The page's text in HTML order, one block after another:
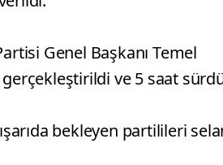
Genel Başkanı Temel
ve 5 saat
bekleyen partilileri